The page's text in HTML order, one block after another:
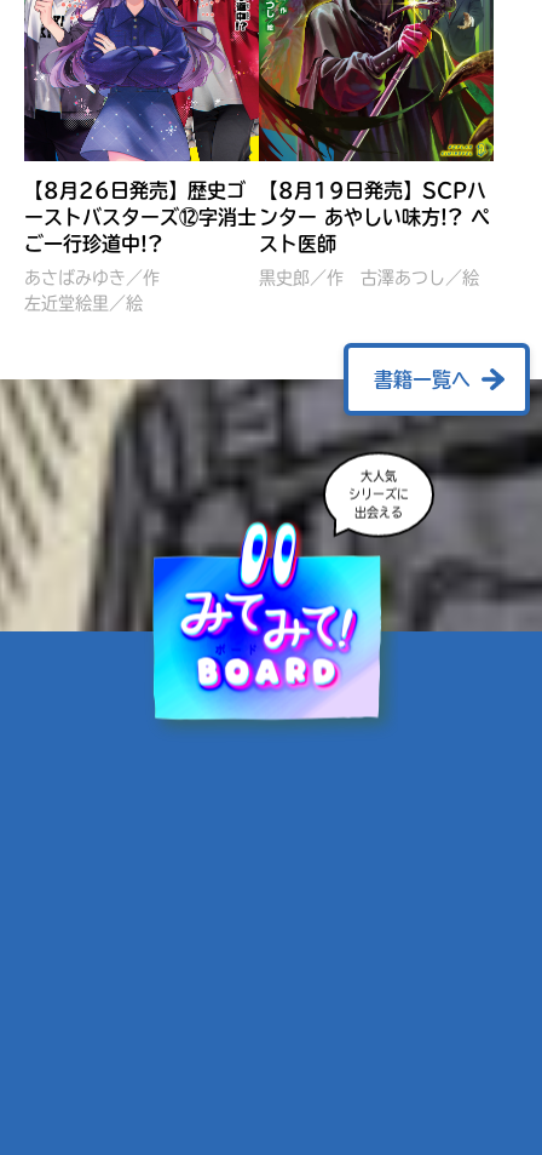
ぼくたちのマインクラフト
冒険記 エンチャント剣
VS暴走モブ
営委員会／協力
レッツゴー！まいぜんシス
ターズ とつぜん、王様に
佐久間さのすけ／絵
【8月26日発売】歴史ゴ
ーストバスターズ⑫字消士
ご一行珍道中!?
あさばみゆき／作
左近堂絵里／絵
【8月19日発売】SCPハ
ンター あやしい味方!? ペ
スト医師
黒史郎／作 古澤あつし／絵
書籍一覧へ
大人気
シリーズに
出会える